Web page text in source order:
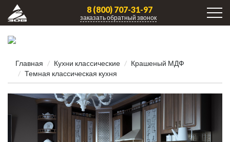
8 (800) 707-31-97
заказать обратный звонок
Главная Кухни клаcсические
Крашеный МДФ
Темная классическая кухня